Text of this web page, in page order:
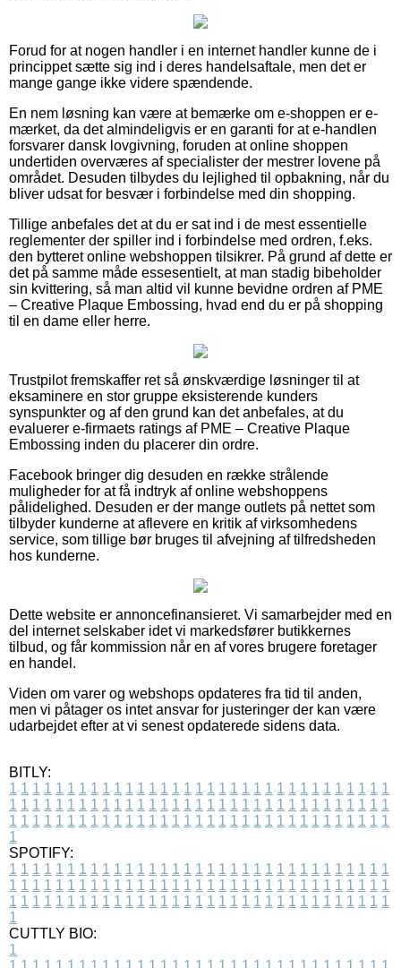
Forud for at nogen handler i en internet handler kunne de i
princippet sætte sig ind i deres handelsaftale, men det er
mange gange ikke videre spændende.
En nem løsning kan være at bemærke om e-shoppen er e-
mærket, da det almindeligvis er en garanti for at e-handlen
forsvarer dansk lovgivning, foruden at online shoppen
undertiden overværes af specialister der mestrer lovene på
området. Desuden tilbydes du lejlighed til opbakning, når du
bliver udsat for besvær i forbindelse med din shopping.
Tillige anbefales det at du er sat ind i de mest essentielle
reglementer der spiller ind i forbindelse med ordren, f.eks.
den bytteret online webshoppen tilsikrer. På grund af dette er
det på samme måde essesentielt, at man stadig bibeholder
sin kvittering, så man altid vil kunne bevidne ordren af PME
– Creative Plaque Embossing, hvad end du er på shopping
til en dame eller herre.
Trustpilot fremskaffer ret så ønskværdige løsninger til at
eksaminere en stor gruppe eksisterende kunders
synspunkter og af den grund kan det anbefales, at du
evaluerer e-firmaets ratings af PME – Creative Plaque
Embossing inden du placerer din ordre.
Facebook bringer dig desuden en række strålende
muligheder for at få indtryk af online webshoppens
pålidelighed. Desuden er der mange outlets på nettet som
tilbyder kunderne at aflevere en kritik af virksomhedens
service, som tillige bør bruges til afvejning af tilfredsheden
hos kunderne.
Dette website er annoncefinansieret. Vi samarbejder med en
del internet selskaber idet vi markedsfører butikkernes
tilbud, og får kommission når en af vores brugere foretager
en handel.
Viden om varer og webshops opdateres fra tid til anden,
men vi påtager os intet ansvar for justeringer der kan være
udarbejdet efter at vi senest opdaterede sidens data.
BITLY:
1 1 1 1 1 1 1 1 1 1 1 1 1 1 1 1 1 1 1 1 1 1 1 1 1 1 1 1 1 1 1 1 1
1 1 1 1 1 1 1 1 1 1 1 1 1 1 1 1 1 1 1 1 1 1 1 1 1 1 1 1 1 1 1 1 1
1 1 1 1 1 1 1 1 1 1 1 1 1 1 1 1 1 1 1 1 1 1 1 1 1 1 1 1 1 1 1 1 1
1
SPOTIFY:
1 1 1 1 1 1 1 1 1 1 1 1 1 1 1 1 1 1 1 1 1 1 1 1 1 1 1 1 1 1 1 1 1
1 1 1 1 1 1 1 1 1 1 1 1 1 1 1 1 1 1 1 1 1 1 1 1 1 1 1 1 1 1 1 1 1
1 1 1 1 1 1 1 1 1 1 1 1 1 1 1 1 1 1 1 1 1 1 1 1 1 1 1 1 1 1 1 1 1
1
CUTTLY BIO:
1